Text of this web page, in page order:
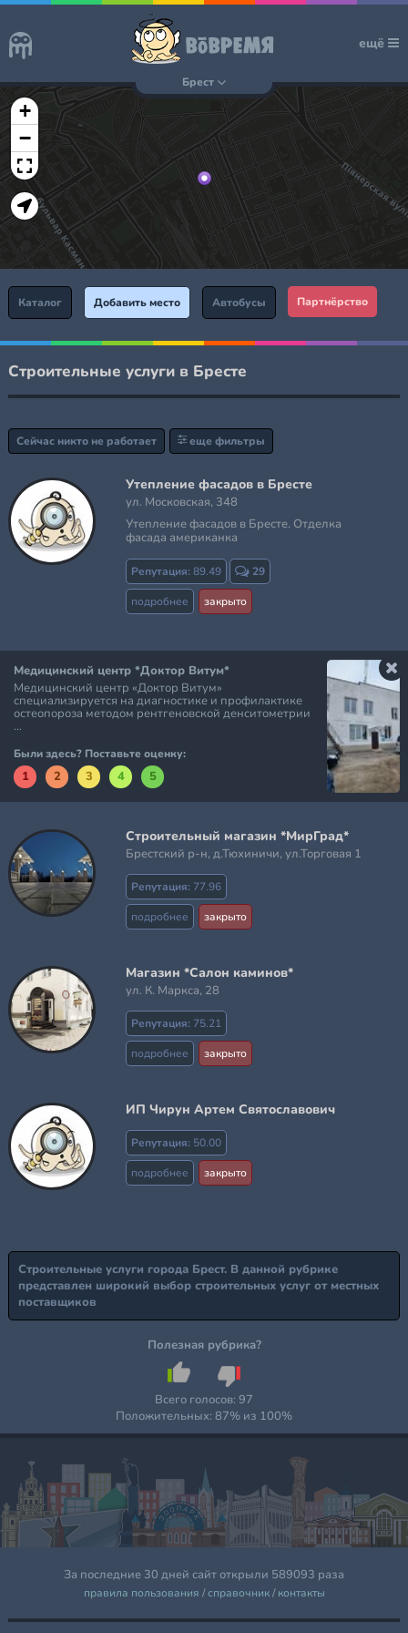
ещё
Брест
+
−
Каталог Добавить место Автобусы Партнёрство
Строительные услуги в Бресте
Сейчас никто не работает еще фильтры
Утепление фасадов в Бресте
ул. Московская, 348
Утепление фасадов в Бресте. Отделка
фасада американка
Репутация: 89.49 29
подробнее закрыто
Медицинский центр *Доктор Витум*
Медицинский центр «Доктор Витум»
специализируется на диагностике и профилактике
остеопороза методом рентгеновской денситометрии
...
Были здесь? Поставьте оценку:
1 2 3 4 5
Строительный магазин *МирГрад*
Брестский р-н, д.Тюхиничи, ул.Торговая 1
Репутация: 77.96
подробнее закрыто
Магазин *Салон каминов*
ул. К. Маркса, 28
Репутация: 75.21
подробнее закрыто
ИП Чирун Артем Святославович
Репутация: 50.00
подробнее закрыто
Строительные услуги города Брест. В данной рубрике
представлен широкий выбор строительных услуг от местных
поставщиков
Полезная рубрика?
Всего голосов: 97
Положительных: 87% из 100%
За последние 30 дней сайт открыли 589093 раза
правила пользования /справочник/контакты